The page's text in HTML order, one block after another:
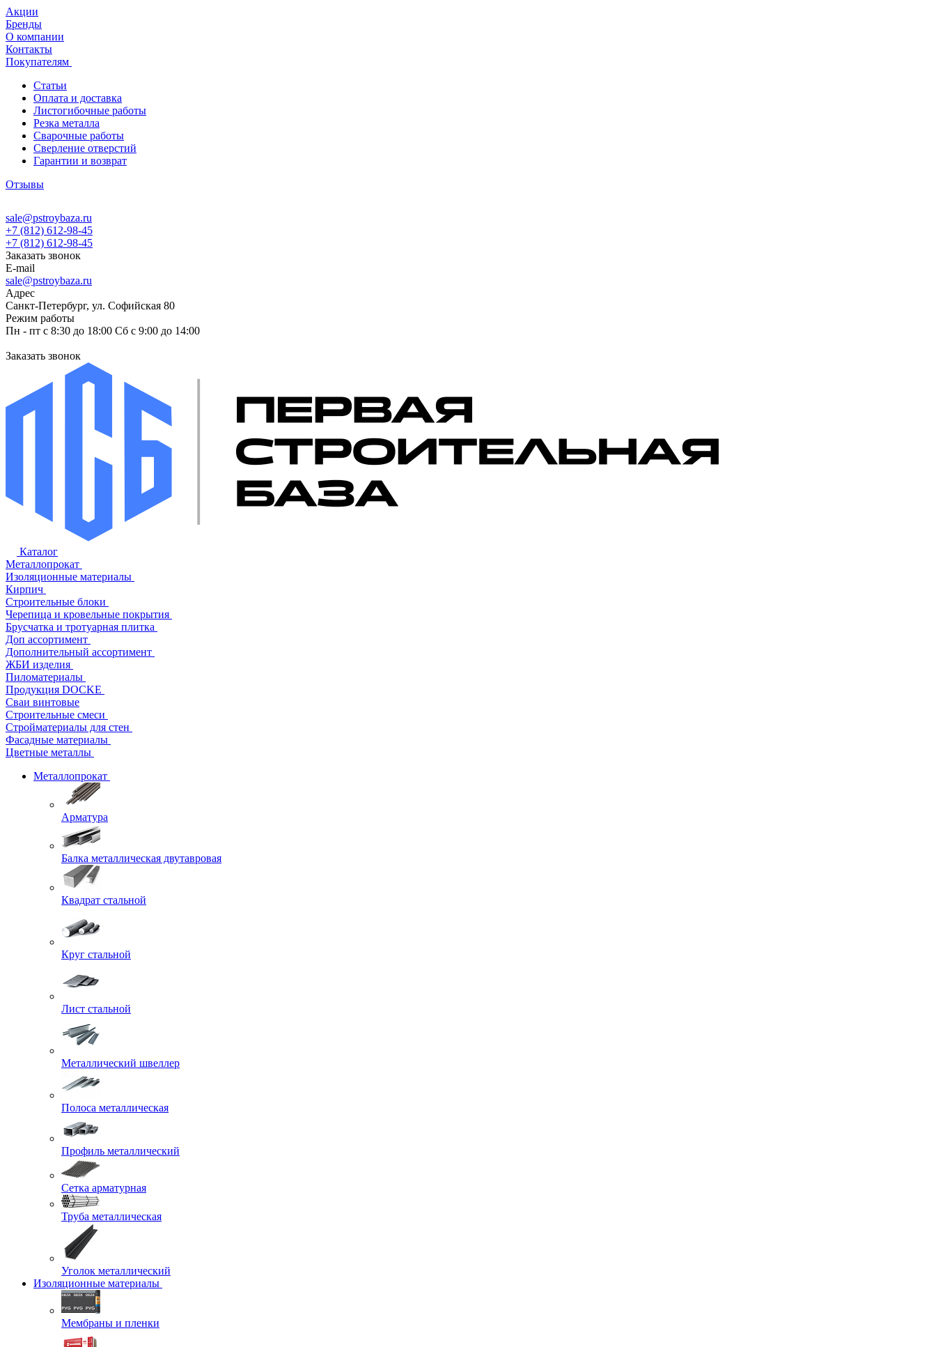
Акции
Бренды
О компании
Контакты
Покупателям
Статьи
Оплата и доставка
Листогибочные работы
Резка металла
Сварочные работы
Сверление отверстий
Гарантии и возврат
Отзывы
sale@pstroybaza.ru
+7 (812) 612-98-45
+7 (812) 612-98-45
Заказать звонок
E-mail
sale@pstroybaza.ru
Адрес
Санкт-Петербург, ул. Софийская 80
Режим работы
Пн - пт с 8:30 до 18:00 Сб с 9:00 до 14:00
Заказать звонок
Каталог
Металлопрокат
Изоляционные материалы
Кирпич
Строительные блоки
Черепица и кровельные покрытия
Брусчатка и тротуарная плитка
Доп ассортимент
Дополнительный ассортимент
ЖБИ изделия
Пиломатериалы
Продукция DOCKE
Сваи винтовые
Строительные смеси
Стройматериалы для стен
Фасадные материалы
Цветные металлы
Металлопрокат
Арматура
Балка металлическая двутавровая
Квадрат стальной
Круг стальной
Лист стальной
Металлический швеллер
Полоса металлическая
Профиль металлический
Сетка арматурная
Труба металлическая
Уголок металлический
Изоляционные материалы
Мембраны и пленки